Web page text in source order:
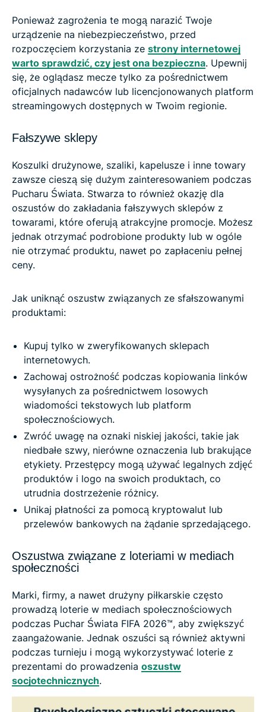
Ponieważ zagrożenia te mogą narazić Twoje
urządzenie na niebezpieczeństwo, przed
rozpoczęciem korzystania ze strony internetowej
warto sprawdzić, czy jest ona bezpieczna. Upewnij
się, że oglądasz mecze tylko za pośrednictwem
oficjalnych nadawców lub licencjonowanych platform
streamingowych dostępnych w Twoim regionie.
Fałszywe sklepy
Koszulki drużynowe, szaliki, kapelusze i inne towary
zawsze cieszą się dużym zainteresowaniem podczas
Pucharu Świata. Stwarza to również okazję dla
oszustów do zakładania fałszywych sklepów z
towarami, które oferują atrakcyjne promocje. Możesz
jednak otrzymać podrobione produkty lub w ogóle
nie otrzymać produktu, nawet po zapłaceniu pełnej
ceny.
Jak uniknąć oszustw związanych ze sfałszowanymi
produktami:
Kupuj tylko w zweryfikowanych sklepach
internetowych.
Zachowaj ostrożność podczas kopiowania linków
wysyłanych za pośrednictwem losowych
wiadomości tekstowych lub platform
społecznościowych.
Zwróć uwagę na oznaki niskiej jakości, takie jak
niedbałe szwy, nierówne oznaczenia lub brakujące
etykiety. Przestępcy mogą używać legalnych zdjęć
produktów i logo na swoich produktach, co
utrudnia dostrzeżenie różnicy.
Unikaj płatności za pomocą kryptowalut lub
przelewów bankowych na żądanie sprzedającego.
Oszustwa związane z loteriami w mediach
społeczności
Marki, firmy, a nawet drużyny piłkarskie często
prowadzą loterie w mediach społecznościowych
podczas Puchar Świata FIFA 2026™, aby zwiększyć
zaangażowanie. Jednak oszuści są również aktywni
podczas turnieju i mogą wykorzystywać loterie z
prezentami do prowadzenia oszustw
socjotechnicznych.